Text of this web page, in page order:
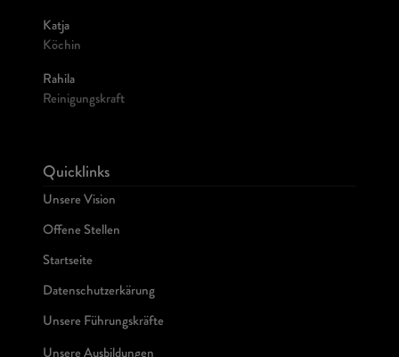
Katja
Köchin
Rahila
Reinigungskraft
Quicklinks
Unsere Vision
Offene Stellen
Startseite
Datenschutzerkärung
Unsere Führungskräfte